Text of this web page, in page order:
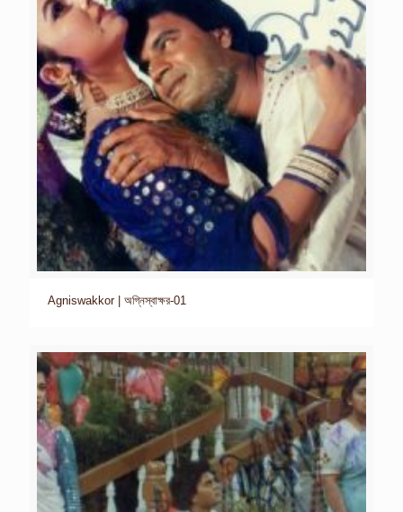
Agniswakkor | অগ্নিস্বাক্ষর-01